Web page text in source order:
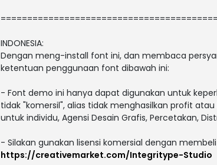
INDONESIA:
Dengan meng-install font ini, dan membaca
ketentuan penggunaan font dibawah ini:
- Font demo ini hanya dapat digunakan untuk
tidak "komersil", alias tidak menghasilkan profit
untuk individu, Agensi Desain Grafis, Percetakan,
- Silakan gunakan lisensi komersial dengan
https://creativemarket.com/Integritype-Studio